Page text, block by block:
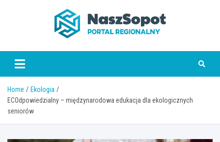
www.naszsopot.pl
Home
Ekologia
ECOdpowiedzialny – międzynarodowa edukacja dla ekologicznych
seniorów